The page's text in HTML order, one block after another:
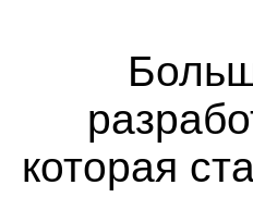
которая